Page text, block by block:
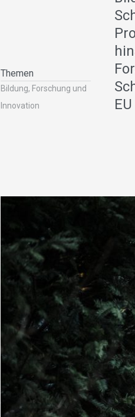
Themen
Bildung, Forschung und
Innovation